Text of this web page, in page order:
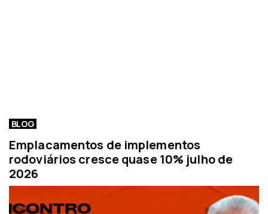
BLOG
Emplacamentos de implementos
rodoviários cresce quase 10% julho de
2026